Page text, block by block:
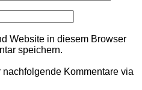
Website in diesem Browser
speichern.
Kommentare via